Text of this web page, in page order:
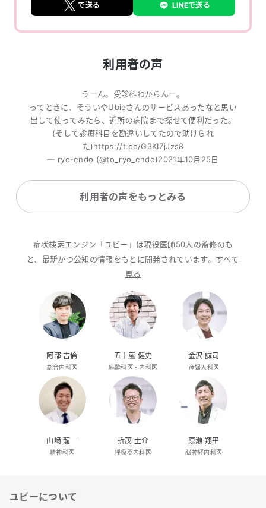
で送る LINEで送る
利用者の声
うーん。受診科わからんー。
ってときに、そういやUbieさんのサービスあったなと思い
出して使ってみたら、近所の病院まで探せて便利だった。
(そして診療科目を勘違いしてたので助けられ
た)https://t.co/G3KIZjJzs8
— ryo-endo (@to_ryo_endo)2021年10月25日
利用者の声をもっとみる
症状検索エンジン「ユビー」は現役医師50人の監修のも
と、最新かつ公知の情報をもとに開発されています。 すべて
見る
阿部 吉倫
総合内科医
五十嵐 健史
麻酔科医・内科医
金沢 誠司
産婦人科医
山﨑 龍一
精神科医
折茂 圭介
呼吸器内科医
原瀬 翔平
脳神経内科医
リンク
ユビーについて